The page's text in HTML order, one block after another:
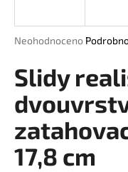
Průměrné
produktu
je
0,0
z
hvězdiček.
Neohodnoceno
Slidy
17,8 cm
j
t
?
HLEDAT